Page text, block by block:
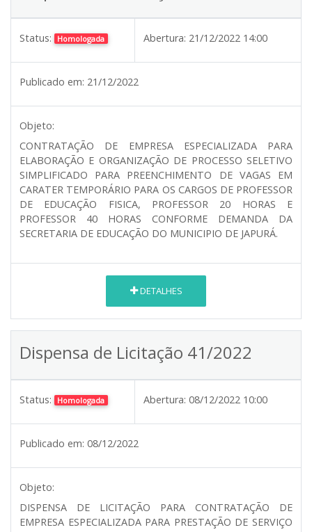
Status: Homologada Abertura: 21/12/2022 14:00
Publicado em: 21/12/2022
Objeto:
CONTRATAÇÃO DE EMPRESA ESPECIALIZADA PARA
ELABORAÇÃO E ORGANIZAÇÃO DE PROCESSO SELETIVO
SIMPLIFICADO PARA PREENCHIMENTO DE VAGAS EM
CARATER TEMPORÁRIO PARA OS CARGOS DE PROFESSOR
DE EDUCAÇÃO FISICA, PROFESSOR 20 HORAS E
PROFESSOR 40 HORAS CONFORME DEMANDA DA
SECRETARIA DE EDUCAÇÃO DO MUNICIPIO DE JAPURÁ.
DETALHES
Dispensa de Licitação 41/2022
Status: Homologada Abertura: 08/12/2022 10:00
Publicado em: 08/12/2022
Objeto:
DISPENSA DE LICITAÇÃO PARA CONTRATAÇÃO DE
EMPRESA ESPECIALIZADA PARA PRESTAÇÃO DE SERVIÇO